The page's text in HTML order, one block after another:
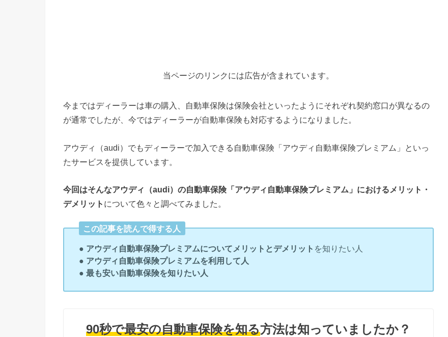
当ページのリンクには広告が含まれています。
今まではディーラーは車の購入、自動車保険は保険会社といったようにそれぞれ契約窓口が異なるの
が通常でしたが、今ではディーラーが自動車保険も対応するようになりました。
アウディ（audi）でもディーラーで加入できる自動車保険「アウディ自動車保険プレミアム」といっ
たサービスを提供しています。
今回はそんなアウディ（audi）の自動車保険「アウディ自動車保険プレミアム」におけるメリット・
デメリット について色々と調べてみました。
この記事を読んで得する人
● アウディ自動車保険プレミアムについてメリットとデメリット を知りたい人
● アウディ自動車保険プレミアムを利用して 人
●最も安い自動車保険を知りたい人
90秒で最安の自動車保険を知る方法は知っていましたか？